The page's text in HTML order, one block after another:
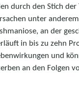
durch den Stich der
unter
an der
in bis zu zehn
und
an den Folgen